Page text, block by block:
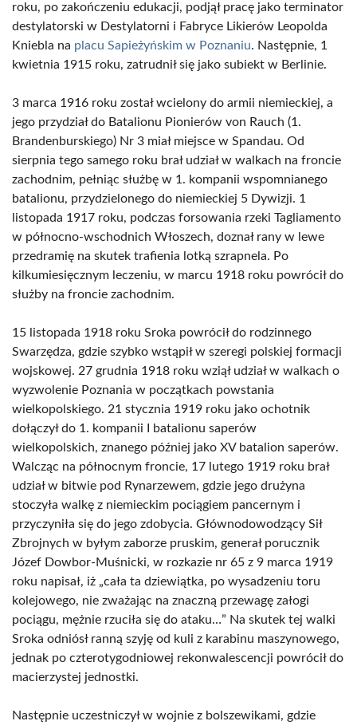
roku, po zakończeniu edukacji, podjął pracę jako terminator
destylatorski w Destylatorni i Fabryce Likierów Leopolda
Kniebla na placu Sapieżyńskim w Poznaniu. Następnie, 1
kwietnia 1915 roku, zatrudnił się jako subiekt w Berlinie.
3 marca 1916 roku został wcielony do armii niemieckiej, a
jego przydział do Batalionu Pionierów von Rauch (1.
Brandenburskiego) Nr 3 miał miejsce w Spandau. Od
sierpnia tego samego roku brał udział w walkach na froncie
zachodnim, pełniąc służbę w 1. kompanii wspomnianego
batalionu, przydzielonego do niemieckiej 5 Dywizji. 1
listopada 1917 roku, podczas forsowania rzeki Tagliamento
w północno-wschodnich Włoszech, doznał rany w lewe
przedramię na skutek trafienia lotką szrapnela. Po
kilkumiesięcznym leczeniu, w marcu 1918 roku powrócił do
służby na froncie zachodnim.
15 listopada 1918 roku Sroka powrócił do rodzinnego
Swarzędza, gdzie szybko wstąpił w szeregi polskiej formacji
wojskowej. 27 grudnia 1918 roku wziął udział w walkach o
wyzwolenie Poznania w początkach powstania
wielkopolskiego. 21 stycznia 1919 roku jako ochotnik
dołączył do 1. kompanii I batalionu saperów
wielkopolskich, znanego później jako XV batalion saperów.
Walcząc na północnym froncie, 17 lutego 1919 roku brał
udział w bitwie pod Rynarzewem, gdzie jego drużyna
stoczyła walkę z niemieckim pociągiem pancernym i
przyczyniła się do jego zdobycia. Głównodowodzący Sił
Zbrojnych w byłym zaborze pruskim, generał porucznik
Józef Dowbor-Muśnicki, w rozkazie nr 65 z 9 marca 1919
roku napisał, iż „cała ta dziewiątka, po wysadzeniu toru
kolejowego, nie zważając na znaczną przewagę załogi
pociągu, mężnie rzuciła się do ataku…” Na skutek tej walki
Sroka odniósł ranną szyję od kuli z karabinu maszynowego,
jednak po czterotygodniowej rekonwalescencji powrócił do
macierzystej jednostki.
Następnie uczestniczył w wojnie z bolszewikami, gdzie